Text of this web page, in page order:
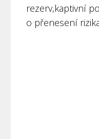
rezerv,kaptivní
o přenesení